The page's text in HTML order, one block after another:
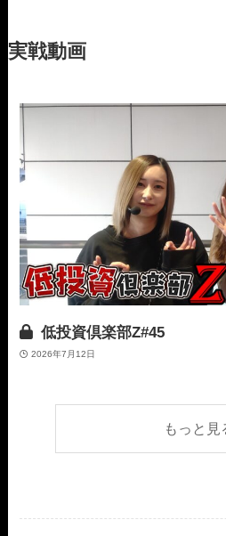
実戦動画
低投資倶楽部Z#45
2026年7月12日
もっと見